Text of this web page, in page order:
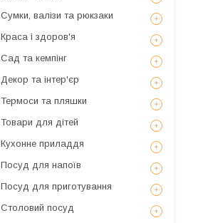
Сумки, валізи та рюкзаки
Краса і здоров'я
Сад та кемпінг
Декор та інтер'єр
Термоси та пляшки
Товари для дітей
Кухонне приладдя
Посуд для напоїв
Посуд для приготування
Столовий посуд